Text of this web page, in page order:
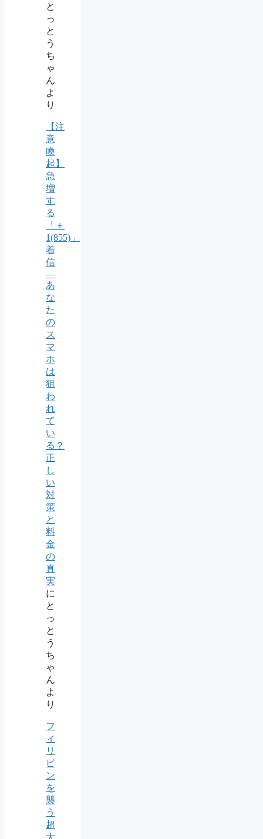
と
っ
と
う
ち
ゃ
ん
よ
り
【注
意
喚
起】
急
増
す
る
「＋
1(855)」
着
信
―
あ
な
た
の
ス
マ
ホ
は
狙
わ
れ
て
い
る？
正
し
い
対
策
と
料
金
の
真
実
に
と
っ
と
う
ち
ゃ
ん
よ
り
フ
ィ
リ
ピ
ン
を
襲
う
超
大